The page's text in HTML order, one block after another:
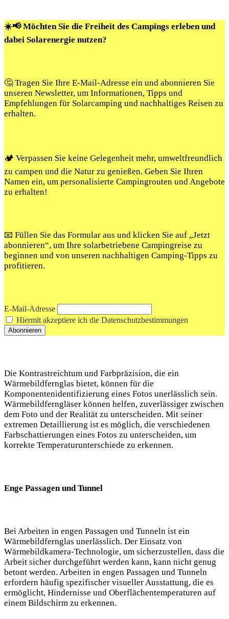
☀️📢 Möchten Sie die Freiheit des Campings erleben und
dabei Solarenergie nutzen?
🤔 Tragen Sie Ihre E-Mail-Adresse ein und abonnieren Sie
unseren Newsletter, um Informationen, Tipps und
Empfehlungen für Solarcamping und nachhaltiges Reisen zu
erhalten.
🏕️ Verpassen Sie keine Gelegenheit mehr, umweltfreundlich
zu campen und die Natur zu genießen. Geben Sie Ihren
Namen ein, um personalisierte Campingrouten und Angebote
zu erhalten!
📧 Füllen Sie das Formular aus und klicken Sie auf „Jetzt
abonnieren“, um Ihre solarbetriebene Campingreise zu
beginnen und von unseren nachhaltigen Camping-Tipps zu
profitieren.
E-Mail-Adresse
Hiermit akzeptiere ich die Datenschutzbestimmungen
Die Kontrastreichtum und Farbpräzision, die ein
Wärmebildfernglas bietet, können für die
Komponentenidentifizierung eines Fotos unerlässlich sein.
Wärmebildferngläser können helfen, zuverlässiger zwischen
dem Foto und der Realität zu unterscheiden. Mit seiner
extremen Detaillierung ist es möglich, die verschiedenen
Farbschattierungen eines Fotos zu unterscheiden, um
korrekte Temperaturunterschiede zu erkennen.
Enge Passagen und Tunnel
Bei Arbeiten in engen Passagen und Tunneln ist ein
Wärmebildfernglas unerlässlich. Der Einsatz von
Wärmebildkamera-Technologie, um sicherzustellen, dass die
Arbeit sicher durchgeführt werden kann, kann nicht genug
betont werden. Arbeiten in engen Passagen und Tunneln
erfordern häufig spezifischer visueller Ausstattung, die es
ermöglicht, Hindernisse und Oberflächentemperaturen auf
einem Bildschirm zu erkennen.